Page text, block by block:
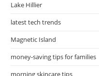
Lake Hillier
latest tech trends
Magnetic Island
money-saving tips for families
morning skincare tips